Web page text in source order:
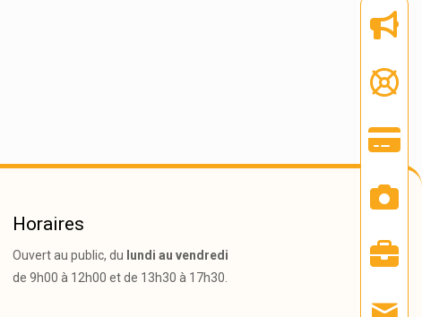
Horaires
Ouvert au public, du lundi au vendredi
de 9h00 à 12h00 et de 13h30 à 17h30.